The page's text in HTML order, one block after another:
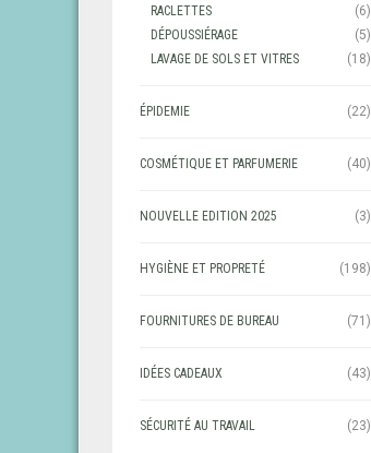
RACLETTES
(6)
DÉPOUSSIÉRAGE
(5)
LAVAGE DE SOLS ET VITRES
(18)
ÉPIDEMIE (22)
COSMÉTIQUE ET PARFUMERIE (40)
NOUVELLE EDITION 2025 (3)
HYGIÈNE ET PROPRETÉ (198)
FOURNITURES DE BUREAU (71)
IDÉES CADEAUX (43)
SÉCURITÉ AU TRAVAIL (23)